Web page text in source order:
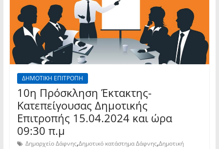
ΔΗΜΟΤΙΚΗ ΕΠΙΤΡΟΠΗ
10η Πρόσκληση Έκτακτης-
Κατεπείγουσας Δημοτικής
Επιτροπής 15.04.2024 και ώρα
09:30 π.μ
Δημαρχείο Δάφνης,Δημοτικό κατάστημα Δάφνης,Δημοτική